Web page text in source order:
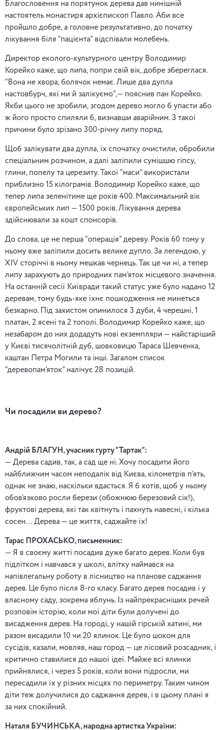
Благословення на порятунок дерева дав нинішній
настоятель монастиря архієпископ Павло. Аби все
пройшло добре, а головне результативно, до початку
лікування біля “пацієнта” відспівали молебень.
Директор еколого-культурного центру Володимир
Корейко каже, що липа, попри свій вік, добре збереглася.
“Вона не хвора, болячок немає. Лише два дупла
настовбурч, які ми й залікуємо”,— пояснив пан Корейко.
Якби цього не зробили, згодом дерево могло б упасти або
ж його просто спиляли б, визнавши аварійним. З такої
причини було зрізано 300-річну липу поряд.
Щоб залікувати два дупла, їх спочатку очистили, обробили
спеціальним розчином, а далі заліпили сумішшю гіпсу,
глини, попелу та церезиту. Такої “маси” використали
приблизно 15 кілограмів. Володимир Корейко каже, що
тепер липа зеленітиме ще років 400. Максимальний вік
європейських лип — 1500 років. Лікування дерева
здійснювали за кошт спонсорів.
До слова, це не перша “операція” дереву. Років 60 тому у
ньому вже заліпили досить велике дупло. За легендою, у
ХІV сторіччі в ньому мешкав чернець. Так це чи ні, а тепер
липу зарахують до природних пам’яток місцевого значення.
На останній сесії Київради такий статус уже було надано 12
деревам, тому будь-яке їхнє пошкодження не минеться
безкарно. Під захистом опинилося 3 дуби, 4 черешні, 1
платан, 2 ясені та 2 тополі. Володимир Корейко каже, що
незабаром до них додадуть нові екземпляри — найстаріший
у Києві тисячолітній дуб, шовковицю Тараса Шевченка,
каштан Петра Могили та інші. Загалом список
“деревопам’яток” налічує 28 позицій.
Чи посадили ви дерево?
Андрій БЛАГУН, учасник гурту “Тартак”:
— Дерева садив, так, а сад ще ні. Хочу посадити його
найближчим часом неподалік від Києва, кілометрів п’ять,
однак не знаю, наскільки вдасться. Я б хотів, щоб у ньому
обов’язково росли берези (обожнюю березовий сік!),
фруктові дерева, які так квітнуть і пахнуть навесні, і кілька
сосен… Дерева — це життя, саджайте їх!
Тарас ПРОХАСЬКО, письменник:
— Я в своєму житті посадив дуже багато дерев. Коли був
підлітком і навчався у школі, влітку наймався на
напівлегальну роботу в лісництво на планове саджання
дерев. Це було після 8-го класу. Багато дерев посадив і у
власному саду, зокрема яблунь. Із найпрекрасніших речей
розповім історію, коли мої діти були долучені до
висадження дерев. На городі, у нашій гірській хатині, ми
разом висадили 10 чи 20 ялинок. Це було шоком для
сусідів, казали, мовляв, наш город — це лісовий розсадник, і
критично ставилися до нашої ідеї. Майже всі ялинки
прийнялися, і через 5 років, коли вони підросли, ми
пересадили їх у різних місцях по периметру. Таким чином
діти теж долучилися до саджання дерев, і в цьому плані я
за них спокійний.
Наталя БУЧИНСЬКА, народна артистка України: